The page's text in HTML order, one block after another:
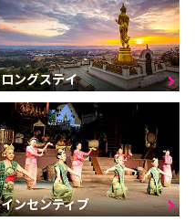
ロングステイ
インセンティブ